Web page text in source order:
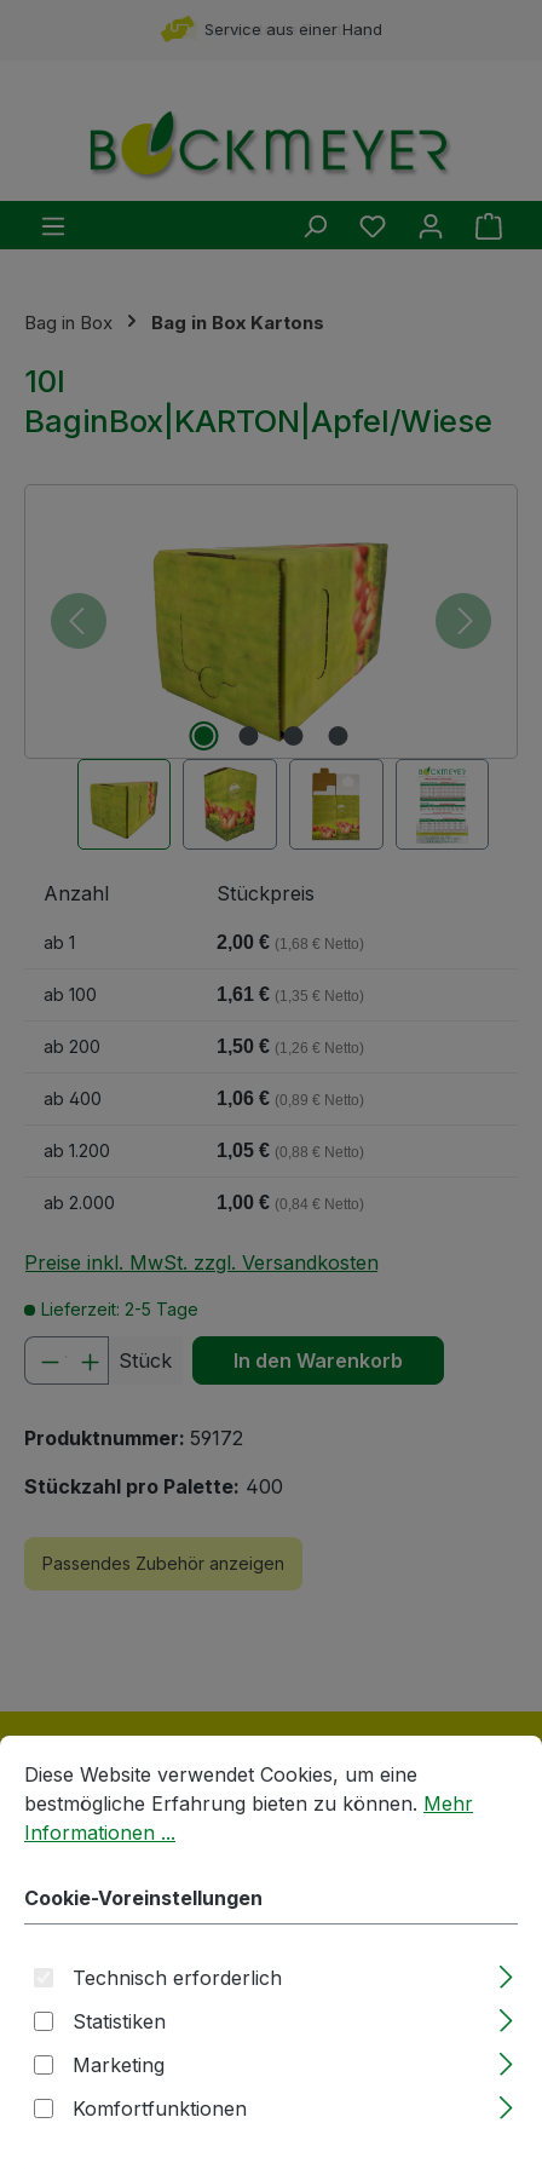
Zum Hauptinhalt springenService aus einer Hand
Du hast 0
Bag in Box Bag in Box Kartons
10l
BaginBox|KARTON|Apfel/Wiese
Anzahl Stückpreis
ab 1 2,00 € (1,68 € Netto)
ab 100 1,61 € (1,35 € Netto)
ab 200 1,50 € (1,26 € Netto)
ab 400 1,06 € (0,89 € Netto)
ab 1.200 1,05 € (0,88 € Netto)
ab 2.000 1,00 € (0,84 € Netto)
Preise inkl. MwSt. zzgl. Versandkosten
Lieferzeit: 2-5 Tage
Produkt Anzahl: Gib den gewünschten
Stück In den Warenkorb
Produktnummer: 59172
Stückzahl pro Palette: 400
Passendes Zubehör anzeigen
Produktgalerie überspringen
Cookie-Voreinstellungen
Diese Website verwendet Cookies, um eine bestmögliche
Diese Website verwendet Cookies, um eine
bestmögliche Erfahrung bieten zu können. Mehr
Informationen ...
Cookie-Voreinstellungen
Technisch erforderlich
Statistiken
Marketing
Komfortfunktionen